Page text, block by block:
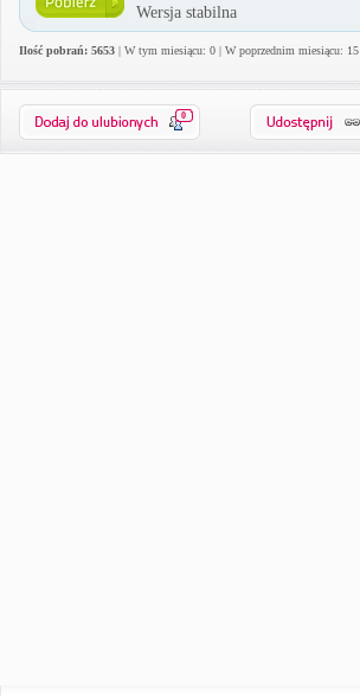
Wersja stabilna
Ilość pobrań: 5653 | W tym miesiącu: 0 | W poprzednim miesiącu: 15
0